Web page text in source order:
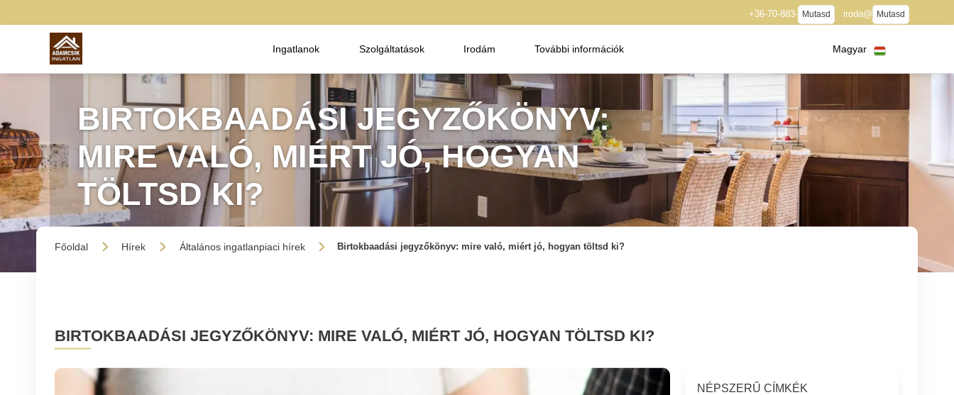
+36-70-883- Mutasd iroda@ Mutasd
Ingatlanok Szolgáltatások Irodám További információk Magyar
BIRTOKBAADÁSI JEGYZŐKÖNYV:
MIRE VALÓ, MIÉRT JÓ, HOGYAN
TÖLTSD KI?
Főoldal Hírek Általános ingatlanpiaci hírek Birtokbaadási jegyzőkönyv: mire való, miért jó, hogyan töltsd ki?
BIRTOKBAADÁSI JEGYZŐKÖNYV: MIRE VALÓ, MIÉRT JÓ, HOGYAN TÖLTSD KI?
NÉPSZERŰ CÍMKÉK